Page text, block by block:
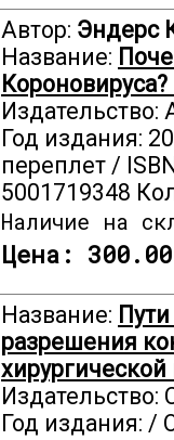
Автор: Эндерс
Название:
Издательство:
Год издания:
переплет /
5001719348
Наличие на
Цена: 300.00
Название:
разрешения
Год издания: /